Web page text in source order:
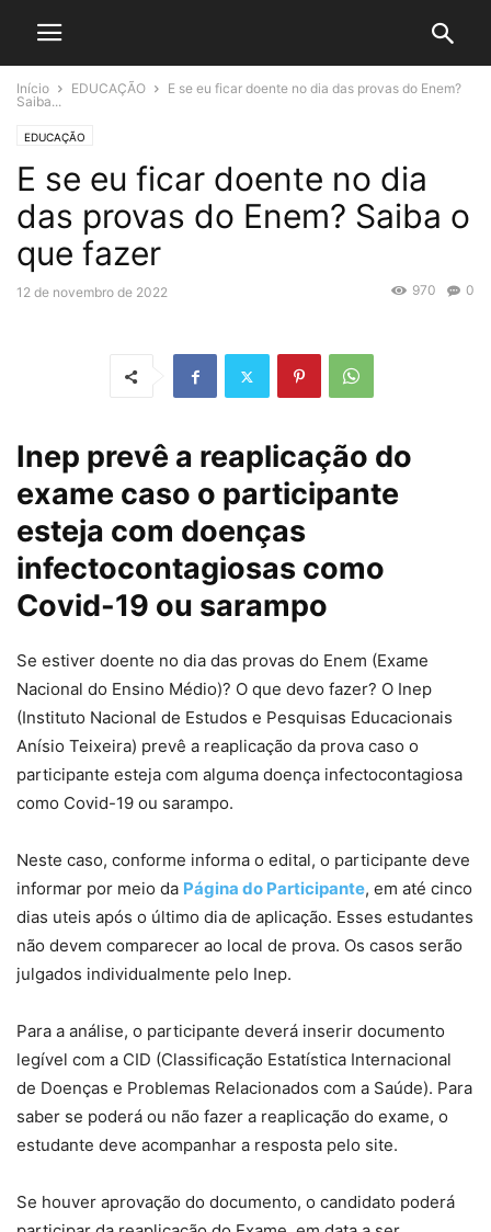
Início EDUCAÇÃO
E se eu ficar doente no dia das provas do Enem?
Saiba...
EDUCAÇÃO
E se eu ficar doente no dia
das provas do Enem? Saiba o
que fazer
12 de novembro de 2022 0
970
Inep prevê a reaplicação do
exame caso o participante
esteja com doenças
infectocontagiosas como
Covid-19 ou sarampo
Se estiver doente no dia das provas do Enem (Exame
Nacional do Ensino Médio)? O que devo fazer? O Inep
(Instituto Nacional de Estudos e Pesquisas Educacionais
Anísio Teixeira) prevê a reaplicação da prova caso o
participante esteja com alguma doença infectocontagiosa
como Covid-19 ou sarampo.
Neste caso, conforme informa o edital, o participante deve
informar por meio da Página do Participante, em até cinco
dias uteis após o último dia de aplicação. Esses estudantes
não devem comparecer ao local de prova. Os casos serão
julgados individualmente pelo Inep.
Para a análise, o participante deverá inserir documento
legível com a CID (Classificação Estatística Internacional
de Doenças e Problemas Relacionados com a Saúde). Para
saber se poderá ou não fazer a reaplicação do exame, o
estudante deve acompanhar a resposta pelo site.
Se houver aprovação do documento, o candidato poderá